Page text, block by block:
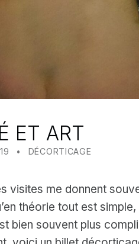
ET ART
WRITTEN BY:
MEALIN
CATEGORIZED IN:
DÉCORTICAGE
visites me donnent
théorie tout est simple,
bien souvent plus